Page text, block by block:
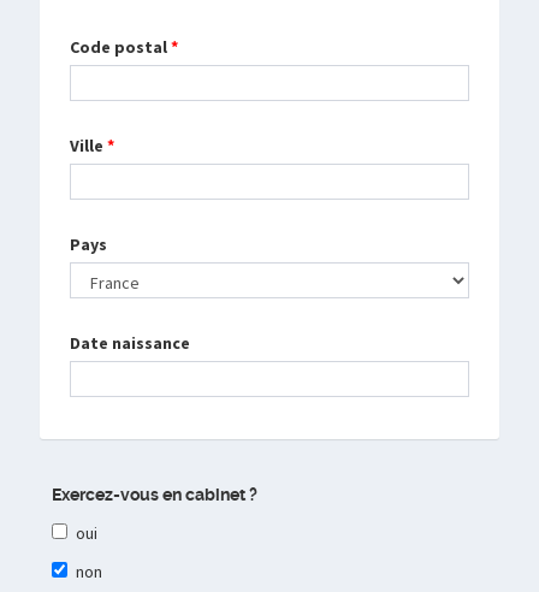
Code postal*
Ville *
Pays
Date naissance
Exercez-vous en cabinet ?
oui
non